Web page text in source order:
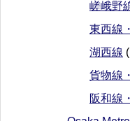
嵯峨野
東西線
湖西線
貨物線
阪和線